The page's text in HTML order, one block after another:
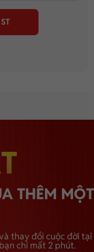
THÊM MỘT
thay đổi cuộc đời tại
chỉ mất 2 phút.